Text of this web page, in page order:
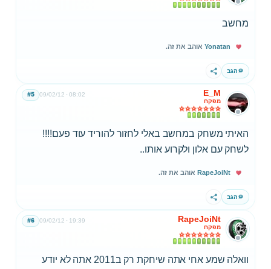
מחשב
Yonatan אוהב את זה.
הגב שתף
E_M
מפקח
09/02/12 08:02
#5
האיתי משחק במחשב באלי לחזור להוריד עוד פעם!!!!
לשחק עם אלון ולקרוע אותו..
RapeJoiNt אוהב את זה.
הגב שתף
RapeJoiNt
מפקח
09/02/12 19:39
#6
וואלה שמע אחי אתה שיחקת רק ב2011 אתה לא יודע